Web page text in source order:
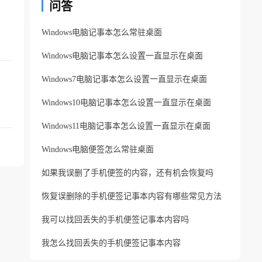
问答
Windows电脑记事本怎么常驻桌面
Windows电脑记事本怎么设置一直显示在桌面
Windows7电脑记事本怎么设置一直显示在桌面
Windows10电脑记事本怎么设置一直显示在桌面
Windows11电脑记事本怎么设置一直显示在桌面
Windows电脑便签怎么常驻桌面
如果我误删了手机便签的内容，还有机会恢复吗
恢复误删除的手机便签记事本内容有哪些常见方法
我可以找回丢失的手机便签记事本内容吗
我怎么找回丢失的手机便签记事本内容